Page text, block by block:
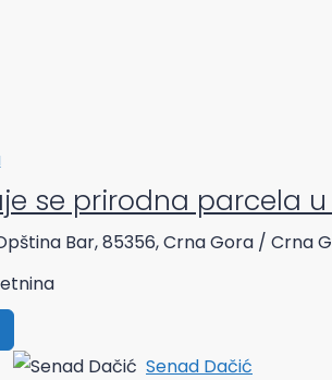
se prirodna parcela u
Bar, 85356, Crna Gora / Crna
Senad Dačić